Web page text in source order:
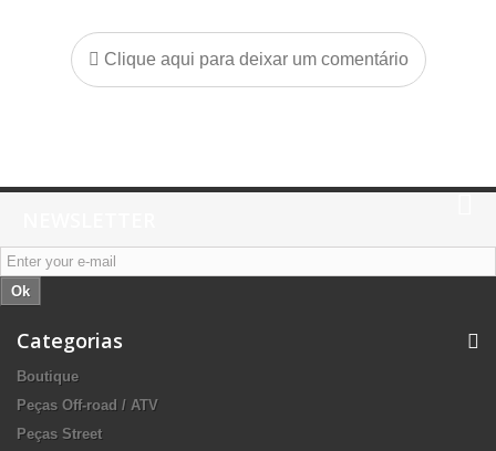
Clique aqui para deixar um comentário
Ok
Categorias
Boutique
Peças Off-road / ATV
Peças Street